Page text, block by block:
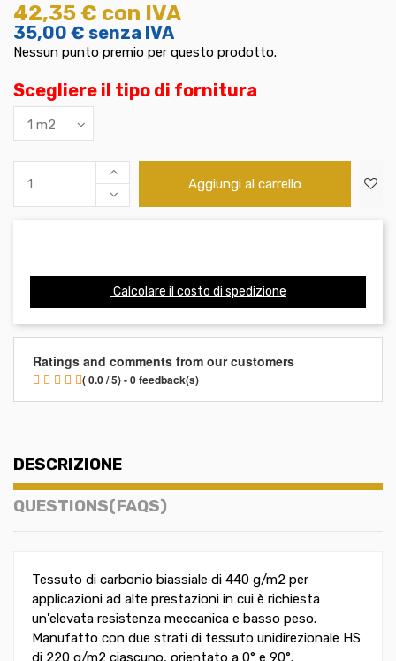
42,35 € con IVA
35,00 € senza IVA
Nessun punto premio per questo prodotto.
Scegliere il tipo di fornitura
Aggiungi al carrello
Calcolare il costo di spedizione
Ratings and comments from our customers
( 0.0 / 5) - 0 feedback(s)
DESCRIZIONE
QUESTIONS(FAQS)
Tessuto di carbonio biassiale di 440 g/m2 per
applicazioni ad alte prestazioni in cui è richiesta
un'elevata resistenza meccanica e basso peso.
Manufatto con due strati di tessuto unidirezionale HS
di 220 g/m2 ciascuno, orientato a 0° e 90°.